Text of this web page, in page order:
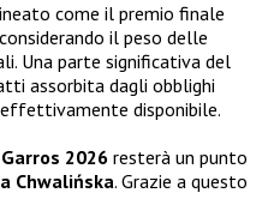
come il premio finale
il peso delle
Una parte significativa del
assorbita dagli obblighi
disponibile.
2026resterà un punto
Chwalińska. Grazie a questo